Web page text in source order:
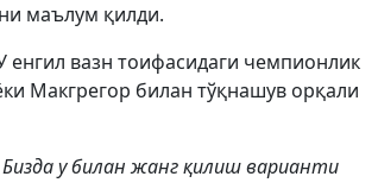
маълум қилди.
вазн тоифасидаги чемпионлик
Макгрегор билан тўқнашув орқали
Бизда у билан жанг қилиш варианти